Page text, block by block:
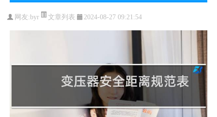
网友:byr 文章列表 2024-08-27 09:21:54